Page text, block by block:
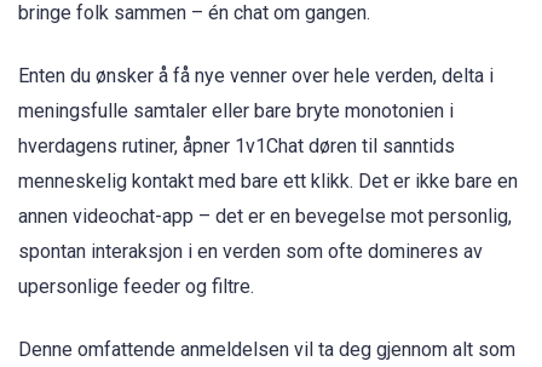
bringe folk sammen – én chat om gangen.
Enten du ønsker å få nye venner over hele verden, delta i
meningsfulle samtaler eller bare bryte monotonien i
hverdagens rutiner, åpner 1v1Chat døren til sanntids
menneskelig kontakt med bare ett klikk. Det er ikke bare en
annen videochat-app – det er en bevegelse mot personlig,
spontan interaksjon i en verden som ofte domineres av
upersonlige feeder og filtre.
Denne omfattende anmeldelsen vil ta deg gjennom alt som